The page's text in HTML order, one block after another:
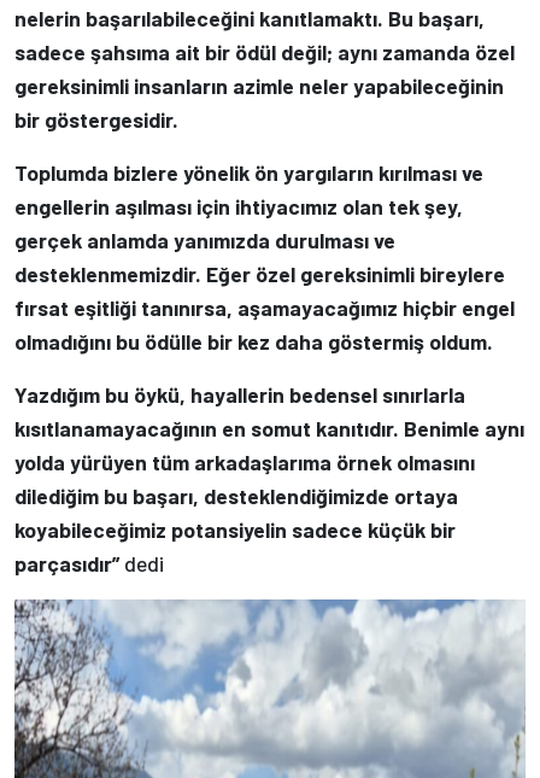
nelerin başarılabileceğini kanıtlamaktı. Bu başarı,
sadece şahsıma ait bir ödül değil; aynı zamanda özel
gereksinimli insanların azimle neler yapabileceğinin
bir göstergesidir.
Toplumda bizlere yönelik ön yargıların kırılması ve
engellerin aşılması için ihtiyacımız olan tek şey,
gerçek anlamda yanımızda durulması ve
desteklenmemizdir. Eğer özel gereksinimli bireylere
fırsat eşitliği tanınırsa, aşamayacağımız hiçbir engel
olmadığını bu ödülle bir kez daha göstermiş oldum.
Yazdığım bu öykü, hayallerin bedensel sınırlarla
kısıtlanamayacağının en somut kanıtıdır. Benimle aynı
yolda yürüyen tüm arkadaşlarıma örnek olmasını
dilediğim bu başarı, desteklendiğimizde ortaya
koyabileceğimiz potansiyelin sadece küçük bir
parçasıdır”dedi